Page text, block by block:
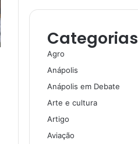
Categorias
Agro
Anápolis
Anápolis em Debate
Arte e cultura
Artigo
Aviação